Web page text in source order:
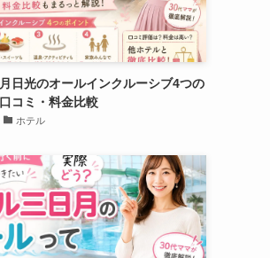
日光のオールインクルーシブ4つの
コミ・料金比較
ホテル